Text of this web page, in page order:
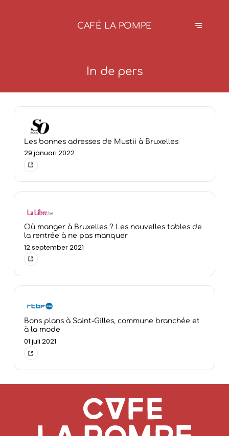
CAFÉ LA POMPE
In de pers
Les bonnes adresses de Mustii à Bruxelles
29 januari 2022
Où manger à Bruxelles ? Les nouvelles tables de
la rentrée à ne pas manquer
12 september 2021
Bons plans à Saint-Gilles, commune branchée et
à la mode
01 juli 2021